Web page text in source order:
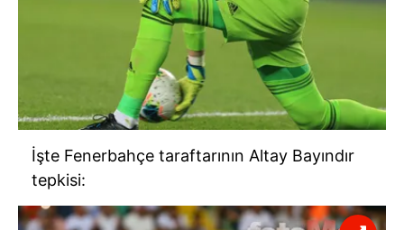
İşte Fenerbahçe taraftarının Altay Bayındır
tepkisi: